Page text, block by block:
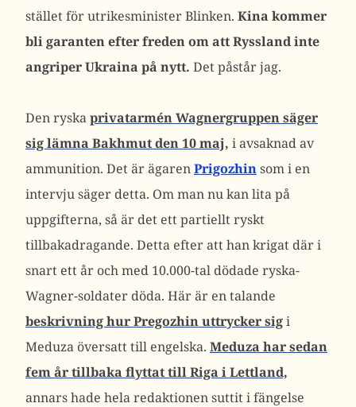
stället för utrikesminister Blinken. Kina kommer
bli garanten efter freden om att Ryssland inte
angriper Ukraina på nytt. Det påstår jag.
Den ryskaprivatarmén Wagnergruppen säger
sig lämna Bakhmut den 10 maj, i avsaknad av
ammunition. Det är ägarenPrigozhinsom i en
intervju säger detta. Om man nu kan lita på
uppgifterna, så är det ett partiellt ryskt
tillbakadragande. Detta efter att han krigat där i
snart ett år och med 10.000-tal dödade ryska-
Wagner-soldater döda. Här är en talande
beskrivning hur Pregozhin uttrycker sigi
Meduza översatt till engelska. Meduza har sedan
fem år tillbaka flyttat till Riga i Lettland,
annars hade hela redaktionen suttit i fängelse